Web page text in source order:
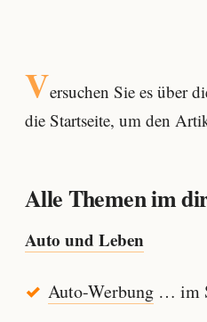
Versuchen Sie es über
die Startseite, um den
Alle Themen im
Auto und Leben
Auto-Werbung… im